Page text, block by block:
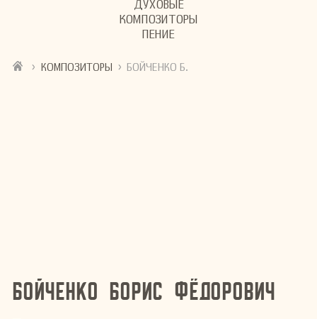
ДУХОВЫЕ
КОМПОЗИТОРЫ
ПЕНИЕ
› КОМПОЗИТОРЫ › БОЙЧЕНКО Б.
Бойченко Борис Фёдорович